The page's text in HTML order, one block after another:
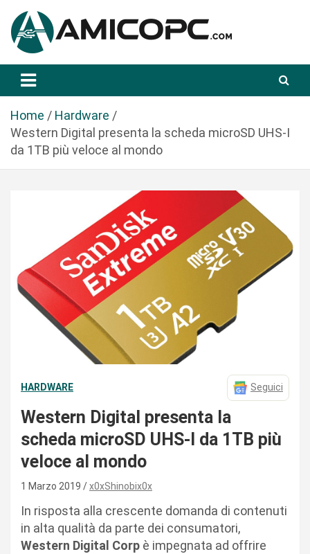
a
Amicopc.com
Home
Hardware
Western Digital presenta la scheda microSD UHS-I
da 1TB più veloce al mondo
HARDWARE Seguici
Western Digital presenta la
scheda microSD UHS-I da 1TB più
veloce al mondo
1 Marzo 2019 x0xShinobix0x
In risposta alla crescente domanda di contenuti
in alta qualità da parte dei consumatori,
Western Digital Corp è impegnata ad offrire